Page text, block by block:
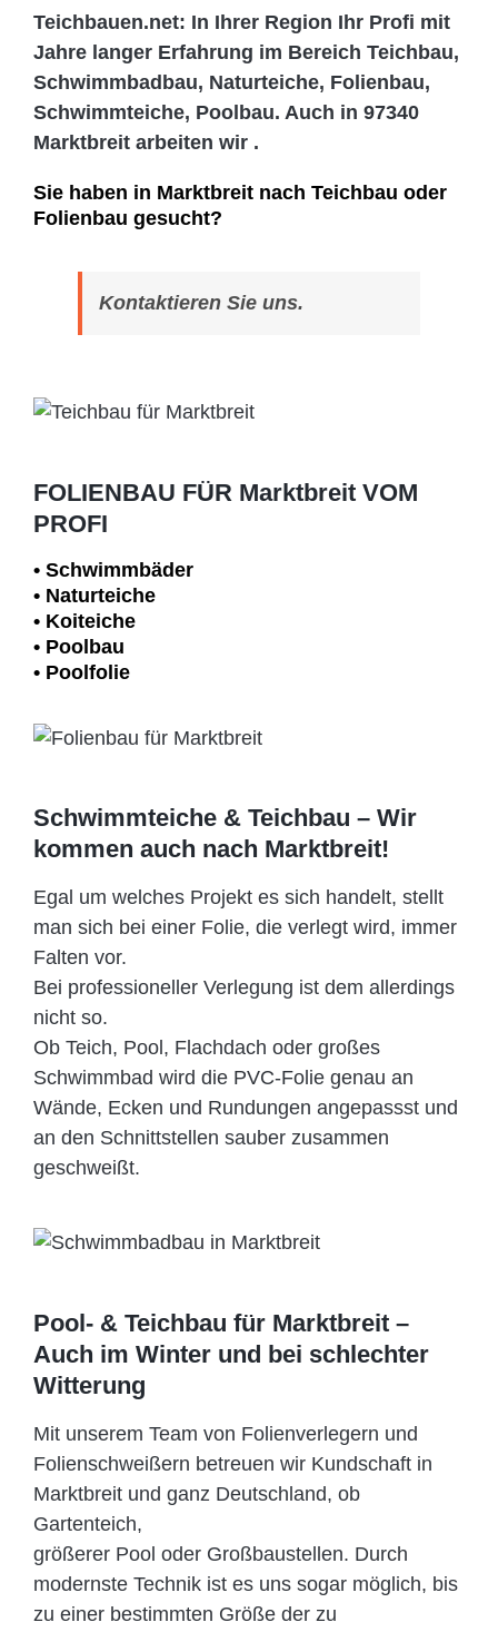
Teichbauen.net: In Ihrer Region Ihr Profi mit
Jahre langer Erfahrung im Bereich Teichbau,
Schwimmbadbau, Naturteiche, Folienbau,
Schwimmteiche, Poolbau. Auch in 97340
Marktbreit arbeiten wir .
Sie haben in Marktbreit nach Teichbau oder
Folienbau gesucht?
Kontaktieren Sie uns.
FOLIENBAU FÜR Marktbreit VOM
PROFI
• Schwimm­bäder
• Naturteiche
• Koiteiche
• Poolbau
• Poolfolie
Schwimmteiche & Teichbau – Wir
kommen auch nach Marktbreit!
Egal um welches Projekt es sich handelt, stellt
man sich bei einer Folie, die verlegt wird, immer
Falten vor.
Bei professioneller Verlegung ist dem allerdings
nicht so.
Ob Teich, Pool, Flachdach oder großes
Schwimmbad wird die PVC-Folie genau an
Wände, Ecken und Rundungen angepassst und
an den Schnittstellen sauber zusammen
geschweißt.
Pool- & Teichbau für Marktbreit –
Auch im Winter und bei schlechter
Witterung
Mit unserem Team von Folienverlegern und
Folien­schweißern betreuen wir Kundschaft in
Marktbreit und ganz Deutschland, ob
Gartenteich,
größerer Pool oder Großbaustellen. Durch
modernste Technik ist es uns sogar möglich, bis
zu einer bestimmten Größe der zu